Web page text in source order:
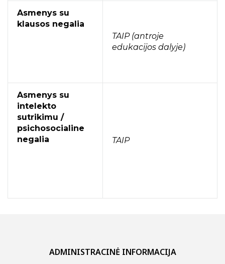
Populistas
Skaitmeninė saviraiška: kūrybos laisvė ar
paslėpti interesai?
Laisvalaikis
Asmenys su
klausos negalia
TAIP (antroje
edukacijos dalyje)
Asmenys su
intelekto
sutrikimu /
psichosocialine
negalia
TAIP
ADMINISTRACINĖ INFORMACIJA